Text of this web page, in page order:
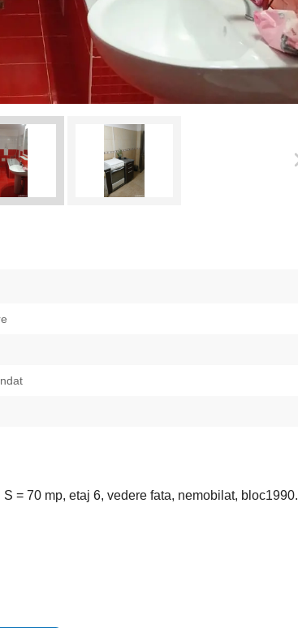
= 70 mp, etaj 6, vedere fata, nemobilat, bloc1990.